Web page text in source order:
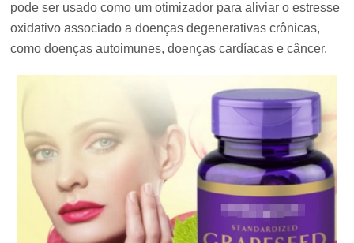
pode ser usado como um otimizador para aliviar o estresse
oxidativo associado a doenças degenerativas crônicas,
como doenças autoimunes, doenças cardíacas e câncer.